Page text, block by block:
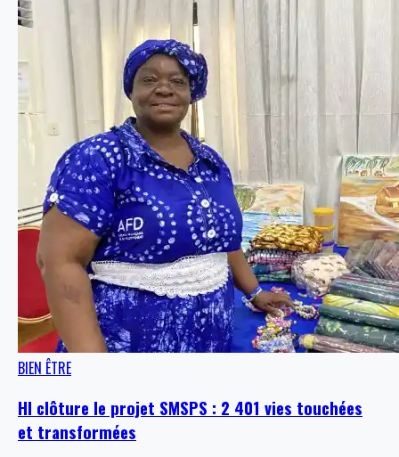
BIEN ÊTRE
HI clôture le projet SMSPS : 2 401 vies touchées
et transformées